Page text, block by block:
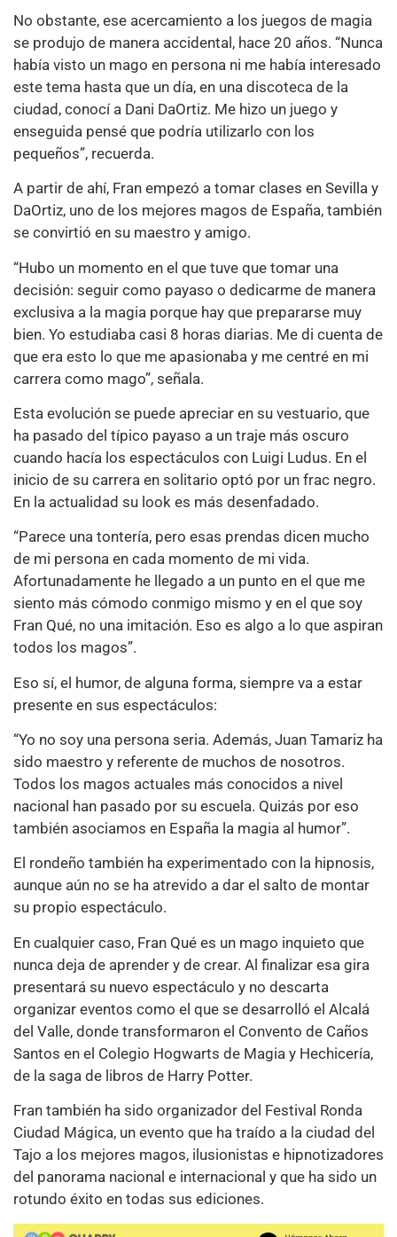
No obstante, ese acercamiento a los juegos de magia
se produjo de manera accidental, hace 20 años. “Nunca
había visto un mago en persona ni me había interesado
este tema hasta que un día, en una discoteca de la
ciudad, conocí a Dani DaOrtiz. Me hizo un juego y
enseguida pensé que podría utilizarlo con los
pequeños”, recuerda.
A partir de ahí, Fran empezó a tomar clases en Sevilla y
DaOrtiz, uno de los mejores magos de España, también
se convirtió en su maestro y amigo.
“Hubo un momento en el que tuve que tomar una
decisión: seguir como payaso o dedicarme de manera
exclusiva a la magia porque hay que prepararse muy
bien. Yo estudiaba casi 8 horas diarias. Me di cuenta de
que era esto lo que me apasionaba y me centré en mi
carrera como mago”, señala.
Esta evolución se puede apreciar en su vestuario, que
ha pasado del típico payaso a un traje más oscuro
cuando hacía los espectáculos con Luigi Ludus. En el
inicio de su carrera en solitario optó por un frac negro.
En la actualidad su look es más desenfadado.
“Parece una tontería, pero esas prendas dicen mucho
de mi persona en cada momento de mi vida.
Afortunadamente he llegado a un punto en el que me
siento más cómodo conmigo mismo y en el que soy
Fran Qué, no una imitación. Eso es algo a lo que aspiran
todos los magos”.
Eso sí, el humor, de alguna forma, siempre va a estar
presente en sus espectáculos:
“Yo no soy una persona seria. Además, Juan Tamariz ha
sido maestro y referente de muchos de nosotros.
Todos los magos actuales más conocidos a nivel
nacional han pasado por su escuela. Quizás por eso
también asociamos en España la magia al humor”.
El rondeño también ha experimentado con la hipnosis,
aunque aún no se ha atrevido a dar el salto de montar
su propio espectáculo.
En cualquier caso, Fran Qué es un mago inquieto que
nunca deja de aprender y de crear. Al finalizar esa gira
presentará su nuevo espectáculo y no descarta
organizar eventos como el que se desarrolló el Alcalá
del Valle, donde transformaron el Convento de Caños
Santos en el Colegio Hogwarts de Magia y Hechicería,
de la saga de libros de Harry Potter.
Fran también ha sido organizador del Festival Ronda
Ciudad Mágica, un evento que ha traído a la ciudad del
Tajo a los mejores magos, ilusionistas e hipnotizadores
del panorama nacional e internacional y que ha sido un
rotundo éxito en todas sus ediciones.